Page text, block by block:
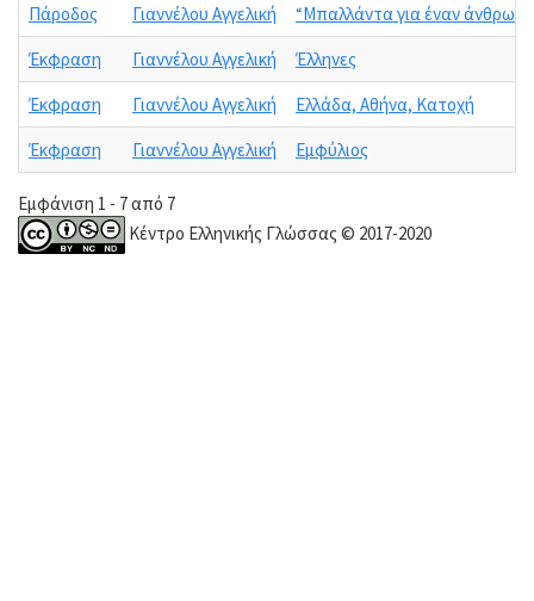
Πάροδος
Γιαννέλου Αγγελική
“Μπαλλάντα για έναν
Έκφραση
Γιαννέλου Αγγελική
Έλληνες
Έκφραση
Γιαννέλου Αγγελική
Ελλάδα, Aθήνα, Κατοχή
Έκφραση
Γιαννέλου Αγγελική Εμφύλιος
Εμφάνιση 1 - 7 από 7
Κέντρο Ελληνικής Γλώσσας © 2017-2020